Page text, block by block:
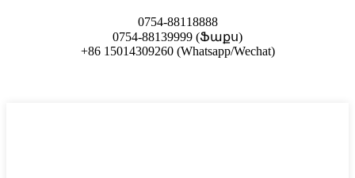
0754-88118888
0754-88139999 (Ֆաքս)
+86 15014309260 (Whatsapp/Wechat)